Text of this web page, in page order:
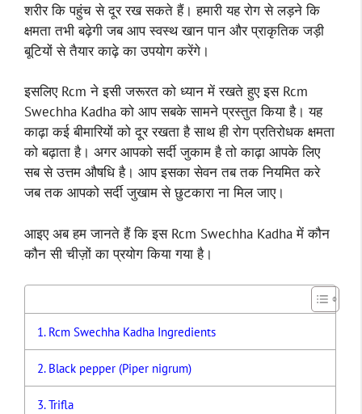
शरीर कि पहुंच से दूर रख सकते हैं। हमारी यह रोग से लड़ने कि
क्षमता तभी बढ़ेगी जब आप स्वस्थ खान पान और प्राकृतिक जड़ी
बूटियों से तैयार काढ़े का उपयोग करेंगे।
इसलिए Rcm ने इसी जरूरत को ध्यान में रखते हुए इस Rcm
Swechha Kadha को आप सबके सामने प्रस्तुत किया है। यह
काढ़ा कई बीमारियों को दूर रखता है साथ ही रोग प्रतिरोधक क्षमता
को बढ़ाता है। अगर आपको सर्दी जुकाम है तो काढ़ा आपके लिए
सब से उत्तम औषधि है। आप इसका सेवन तब तक नियमित करे
जब तक आपको सर्दी जुखाम से छुटकारा ना मिल जाए।
आइए अब हम जानते हैं कि इस Rcm Swechha Kadha में कौन
कौन सी चीज़ों का प्रयोग किया गया है।
Rcm Swechha Kadha Ingredients
Black pepper (Piper nigrum)
Trifla